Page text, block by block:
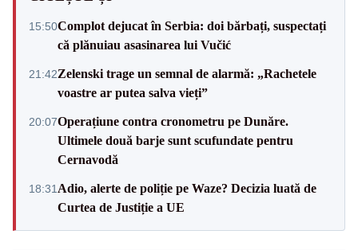
15:50Complot dejucat în Serbia: doi bărbați, suspectați
că plănuiau asasinarea lui Vučić
21:42Zelenski trage un semnal de alarmă: „Rachetele
voastre ar putea salva vieți”
20:07Operațiune contra cronometru pe Dunăre.
Ultimele două barje sunt scufundate pentru
Cernavodă
18:31 Adio, alerte de poliție pe Waze? Decizia luată de
Curtea de Justiție a UE